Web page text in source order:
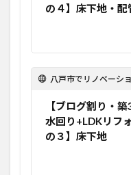
の４】床下地・配
八戸市でリノベーションをす
【ブログ割り・築
水回り+LDKリフ
の３】床下地